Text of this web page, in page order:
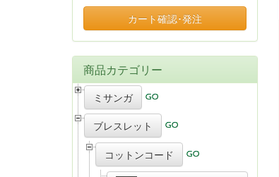
カート確認･発注
商品カテゴリー
ミサンガ
ブレスレット
コットンコード